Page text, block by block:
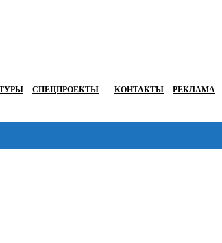
СПЕЦПРОЕКТЫ КОНТАКТЫ РЕКЛАМА